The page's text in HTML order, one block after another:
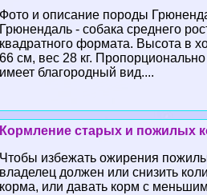
Фото и описание породы
Грюнендаль - собака среднего
квадратного формата. Высота в
66 см, вес 28 кг.
имеет благородный вид....
Кормление старых и пожилых
Чтобы избежать ожирения
владелец должен или снизить
корма, или давать корм с